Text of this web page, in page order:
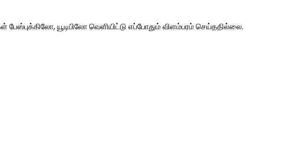
யூடிபிலோ வெளியிட்டு எப்போதும் விளம்பரம் செய்ததில்லை.